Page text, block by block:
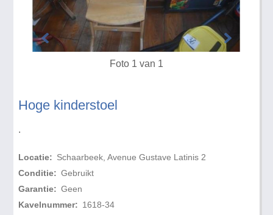
Hoge kinderstoel
.
Locatie: Schaarbeek, Avenue Gustave Latinis 2
Conditie: Gebruikt
Garantie: Geen
Kavelnummer: 1618-34
Foto 1 van 1